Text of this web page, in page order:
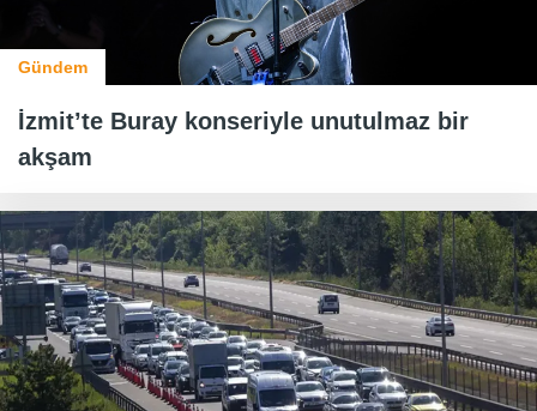
Gündem
İzmit’te Buray konseriyle unutulmaz bir
akşam